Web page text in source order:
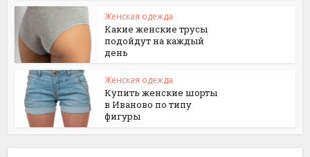
Женская одежда
Какие женские трусы
подойдут на каждый
день
Женская одежда
Купить женские шорты
в Иваново по типу
фигуры